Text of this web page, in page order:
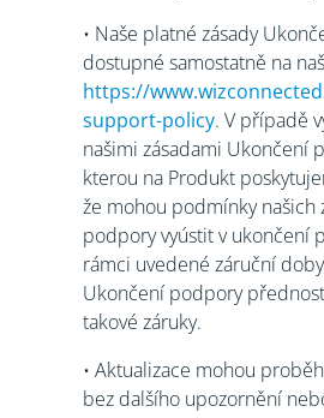
• Naše platné zásady
dostupné samostatně na
https://
support-policy. V případě
našimi zásadami Ukončení
kterou na Produkt
že mohou podmínky našich
podpory vyústit v ukončení
rámci uvedené záruční
Ukončení podpory
takové záruky.
• Aktualizace mohou
bez dalšího upozornění